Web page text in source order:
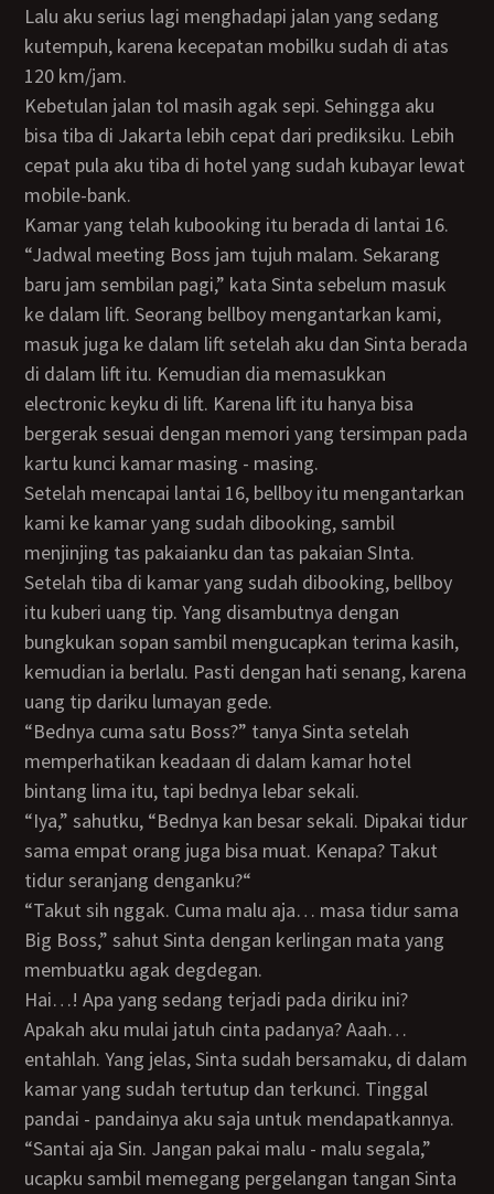
Lalu aku serius lagi menghadapi jalan yang sedang
kutempuh, karena kecepatan mobilku sudah di atas
120 km/jam.
Kebetulan jalan tol masih agak sepi. Sehingga aku
bisa tiba di Jakarta lebih cepat dari prediksiku. Lebih
cepat pula aku tiba di hotel yang sudah kubayar lewat
mobile-bank.
Kamar yang telah kubooking itu berada di lantai 16.
“Jadwal meeting Boss jam tujuh malam. Sekarang
baru jam sembilan pagi,” kata Sinta sebelum masuk
ke dalam lift. Seorang bellboy mengantarkan kami,
masuk juga ke dalam lift setelah aku dan Sinta berada
di dalam lift itu. Kemudian dia memasukkan
electronic keyku di lift. Karena lift itu hanya bisa
bergerak sesuai dengan memori yang tersimpan pada
kartu kunci kamar masing - masing.
Setelah mencapai lantai 16, bellboy itu mengantarkan
kami ke kamar yang sudah dibooking, sambil
menjinjing tas pakaianku dan tas pakaian SInta.
Setelah tiba di kamar yang sudah dibooking, bellboy
itu kuberi uang tip. Yang disambutnya dengan
bungkukan sopan sambil mengucapkan terima kasih,
kemudian ia berlalu. Pasti dengan hati senang, karena
uang tip dariku lumayan gede.
“Bednya cuma satu Boss?” tanya Sinta setelah
memperhatikan keadaan di dalam kamar hotel
bintang lima itu, tapi bednya lebar sekali.
“Iya,” sahutku, “Bednya kan besar sekali. Dipakai tidur
sama empat orang juga bisa muat. Kenapa? Takut
tidur seranjang denganku?“
“Takut sih nggak. Cuma malu aja… masa tidur sama
Big Boss,” sahut Sinta dengan kerlingan mata yang
membuatku agak degdegan.
Hai…! Apa yang sedang terjadi pada diriku ini?
Apakah aku mulai jatuh cinta padanya? Aaah…
entahlah. Yang jelas, Sinta sudah bersamaku, di dalam
kamar yang sudah tertutup dan terkunci. Tinggal
pandai - pandainya aku saja untuk mendapatkannya.
“Santai aja Sin. Jangan pakai malu - malu segala,”
ucapku sambil memegang pergelangan tangan Sinta